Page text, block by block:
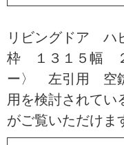
リビングドア
枠 １３１５幅
ー〉 左引用 空
用を検討されてい
がご覧いただけま